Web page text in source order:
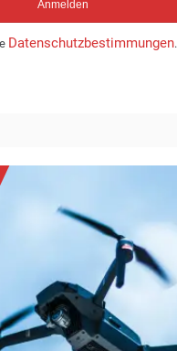
Datenschutzbestimmungen.